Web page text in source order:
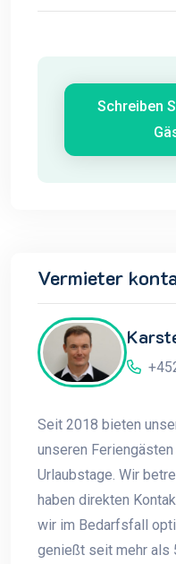
Schreiben
Vermieter
Seit 2018 bieten
unseren
Urlaubstage. Wir
haben direkten
wir im Bedarfsfall
genießt seit mehr als